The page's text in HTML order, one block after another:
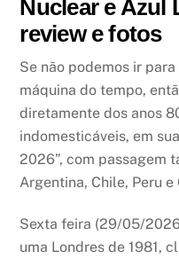
Nuclear e Azul
review e fotos
Se não podemos ir
máquina do tempo,
diretamente dos anos
indomesticáveis, em
2026”, com passagem
Argentina, Chile, Peru e
Sexta feira (29/05/
uma Londres de 1981,